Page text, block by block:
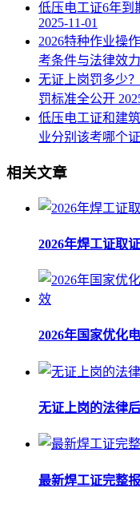
低压电工证6年到
2025-11-01
2026特种作业操
考条件与法律效
无证上岗罚多少
罚标准全公开
低压电工证和建
业分别该考哪个证
相关文章
2026年焊工证取
2026年国家优化
无证上岗的法律
最新焊工证完整